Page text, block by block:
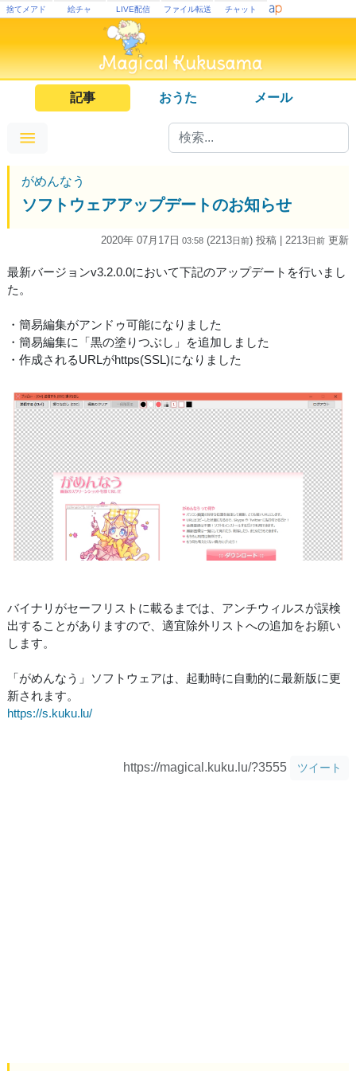
捨てメアド 絵チャ LIVE配信 ファイル転送 チャット
記事 おうた メール
がめんなう
ソフトウェアアップデートのお知らせ
2020年 07月17日 03:58 (2213日前) 投稿 | 2213日前 更新
最新バージョンv3.2.0.0において下記のアップデートを行いまし
た。
・簡易編集がアンドゥ可能になりました
・簡易編集に「黒の塗りつぶし」を追加しました
・作成されるURLがhttps(SSL)になりました
バイナリがセーフリストに載るまでは、アンチウィルスが誤検
出することがありますので、適宜除外リストへの追加をお願い
します。
「がめんなう」ソフトウェアは、起動時に自動的に最新版に更
新されます。
https://s.kuku.lu/
https://magical.kuku.lu/?3555 ツイート